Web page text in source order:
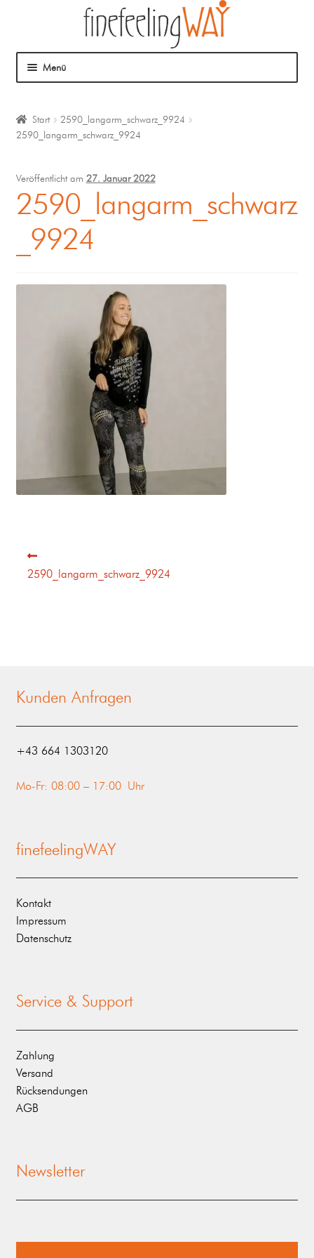
Menü
Mein Angebot
Coaching
Klangmassage
Start
2590_langarm_schwarz_9924
2590_langarm_schwarz_9924
Veröffentlicht am 27. Januar 2022
2590_langarm_schwarz
_9924
2590_langarm_schwarz_9924
Kunden Anfragen
‭+43 664 1303120‬
Mo-Fr: 08:00 – 17:00 Uhr
finefeelingWAY
Kontakt
Impressum
Datenschutz
Service & Support
Zahlung
Versand
Rücksendungen
AGB
Newsletter